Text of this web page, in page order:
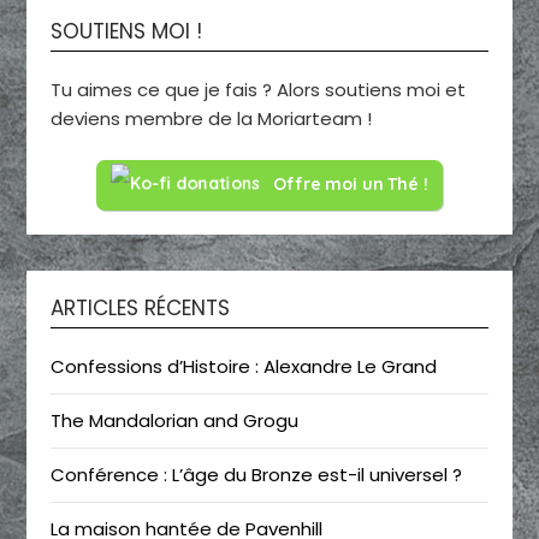
SOUTIENS MOI !
Tu aimes ce que je fais ? Alors soutiens moi et
deviens membre de la Moriarteam !
Offre moi un Thé !
ARTICLES RÉCENTS
Confessions d’Histoire : Alexandre Le Grand
The Mandalorian and Grogu
Conférence : L’âge du Bronze est-il universel ?
La maison hantée de Pavenhill